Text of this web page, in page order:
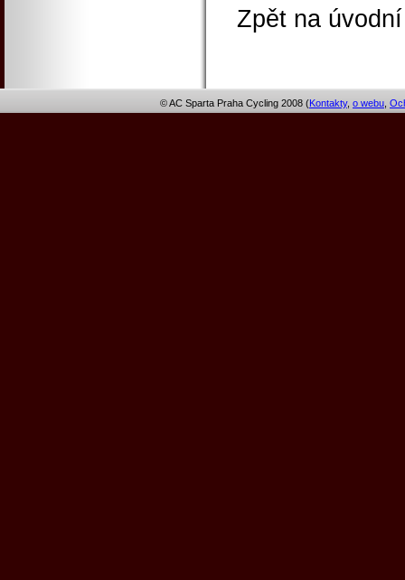
Zpět na
© AC Sparta Praha Cycling 2008 (Kontakty, o webu